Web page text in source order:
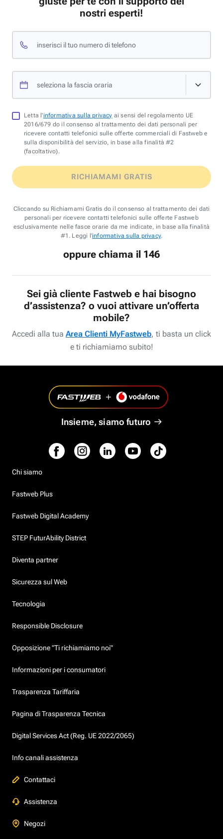
nostri esperti!
inserisci il tuo numero di telefono
seleziona la fascia oraria
Letta l'informativa sulla privacy ai sensi del regolamento UE
2016/679 do il consenso al trattamento dei dati personali per
ricevere contatti telefonici sulle offerte commerciali di Fastweb e
sulla disponibilità del servizio, in base alla finalità #2
(facoltativo).
RICHIAMAMI GRATIS
Cliccando su Richiamami Gratis do il consenso al trattamento dei dati
personali per ricevere contatti telefonici sulle offerte Fastweb
esclusivamente nelle fasce orarie da me indicate, in base alla finalità
#1. Leggi l'informativa sulla privacy.
oppure chiama il 146
Sei già cliente Fastweb e hai bisogno
d’assistenza? o vuoi attivare un’offerta
mobile?
Accedi alla tua Area Clienti MyFastweb, ti basta un click
e ti richiamiamo subito!
Insieme, siamo futuro
Chi siamo
Fastweb Plus
Fastweb Digital Academy
STEP FuturAbility District
Diventa partner
Sicurezza sul Web
Tecnologia
Responsible Disclosure
Opposizione "Ti richiamiamo noi"
Informazioni per i consumatori
Trasparenza Tariffaria
Pagina di Trasparenza Tecnica
Digital Services Act (Reg. UE 2022/2065)
Info canali assistenza
Contattaci
Assistenza
Negozi